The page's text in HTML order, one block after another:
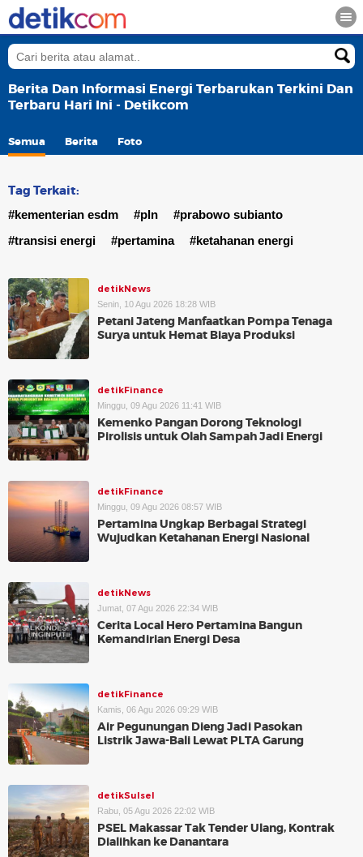
Berita Dan Informasi Energi Terbarukan Terkini Dan
Terbaru Hari Ini - Detikcom
Semua Berita Foto
Tag Terkait:
#kementerian esdm #pln
#prabowo subianto
#transisi energi
#pertamina #ketahanan energi
detikNews
Senin, 10 Agu 2026 18:28 WIB
Petani Jateng Manfaatkan Pompa Tenaga
Surya untuk Hemat Biaya Produksi
detikFinance
Minggu, 09 Agu 2026 11:41 WIB
Kemenko Pangan Dorong Teknologi
Pirolisis untuk Olah Sampah Jadi Energi
detikFinance
Minggu, 09 Agu 2026 08:57 WIB
Pertamina Ungkap Berbagai Strategi
Wujudkan Ketahanan Energi Nasional
detikNews
Jumat, 07 Agu 2026 22:34 WIB
Cerita Local Hero Pertamina Bangun
Kemandirian Energi Desa
detikFinance
Kamis, 06 Agu 2026 09:29 WIB
Air Pegunungan Dieng Jadi Pasokan
Listrik Jawa-Bali Lewat PLTA Garung
detikSulsel
Rabu, 05 Agu 2026 22:02 WIB
PSEL Makassar Tak Tender Ulang, Kontrak
Dialihkan ke Danantara